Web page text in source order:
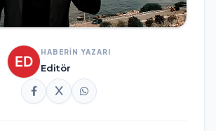
HABERİN YAZARI
Editör